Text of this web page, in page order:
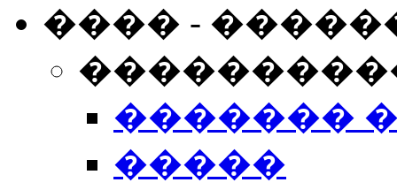
���� -
�������
�����